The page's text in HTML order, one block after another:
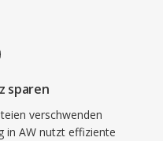
sparen
verschwenden
in AW nutzt effiziente